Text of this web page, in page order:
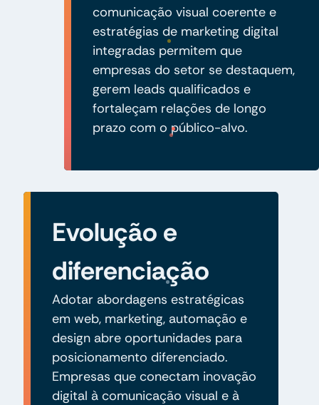
comunicação visual coerente e
estratégias de marketing digital
integradas permitem que
empresas do setor se destaquem,
gerem leads qualificados e
fortaleçam relações de longo
prazo com o público-alvo.
Evolução e
diferenciação
Adotar abordagens estratégicas
em web, marketing, automação e
design abre oportunidades para
posicionamento diferenciado.
Empresas que conectam inovação
digital à comunicação visual e à